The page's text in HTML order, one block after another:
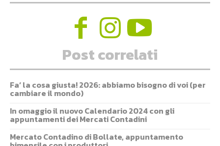
Post correlati
Fa’ la cosa giusta! 2026: abbiamo bisogno di voi (per
cambiare il mondo)
In omaggio il nuovo Calendario 2024 con gli
appuntamenti dei Mercati Contadini
Mercato Contadino di Bollate, appuntamento